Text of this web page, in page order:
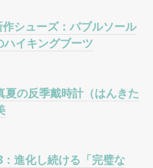
シューズ：バブルソール
ハイキングブーツ
の反季戴時計（はんきた
進化し続ける「完璧な